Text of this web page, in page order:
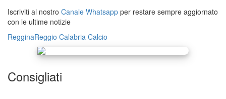
Iscriviti al nostro Canale Whatsapp per restare sempre aggiornato
con le ultime notizie
RegginaReggio Calabria Calcio
Consigliati